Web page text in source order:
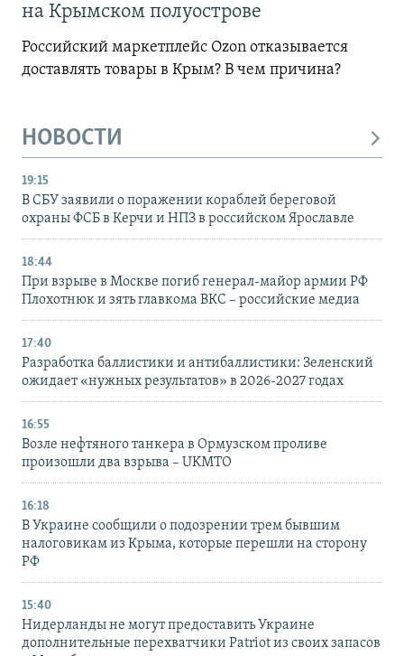
на Крымском полуострове
Российский маркетплейс Ozon отказывается
доставлять товары в Крым? В чем причина?
НОВОСТИ
19:15
В СБУ заявили о поражении кораблей береговой
охраны ФСБ в Керчи и НПЗ в российском Ярославле
18:44
При взрыве в Москве погиб генерал-майор армии РФ
Плохотнюк и зять главкома ВКС – российские медиа
17:40
Разработка баллистики и антибаллистики: Зеленский
ожидает «нужных результатов» в 2026-2027 годах
16:55
Возле нефтяного танкера в Ормузском проливе
произошли два взрыва – UKMTO
16:18
В Украине сообщили о подозрении трем бывшим
налоговикам из Крыма, которые перешли на сторону
РФ
15:40
Нидерланды не могут предоставить Украине
дополнительные перехватчики Patriot из своих запасов